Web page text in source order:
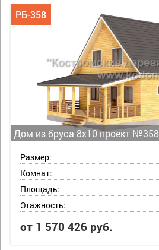
Дом из бруса 8х10 проект №358
РБ-358
Размер:
Комнат:
Площадь:
Этажность:
от 1 570 426 руб.